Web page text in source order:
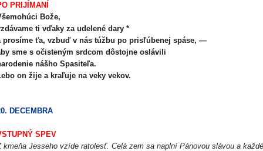
PRIJÍMANÍ
Bože,
ti vďaky za udelené dary *
prosíme ťa, vzbuď v nás túžbu po prisľúbenej spáse, —
sme s očisteným srdcom dôstojne oslávili
nášho Spasiteľa.
on žije a kraľuje na veky vekov.
DECEMBRA
SPEV
kmeňa Jesseho vzíde ratolesť. Celá zem sa naplní Pánovou slávou a